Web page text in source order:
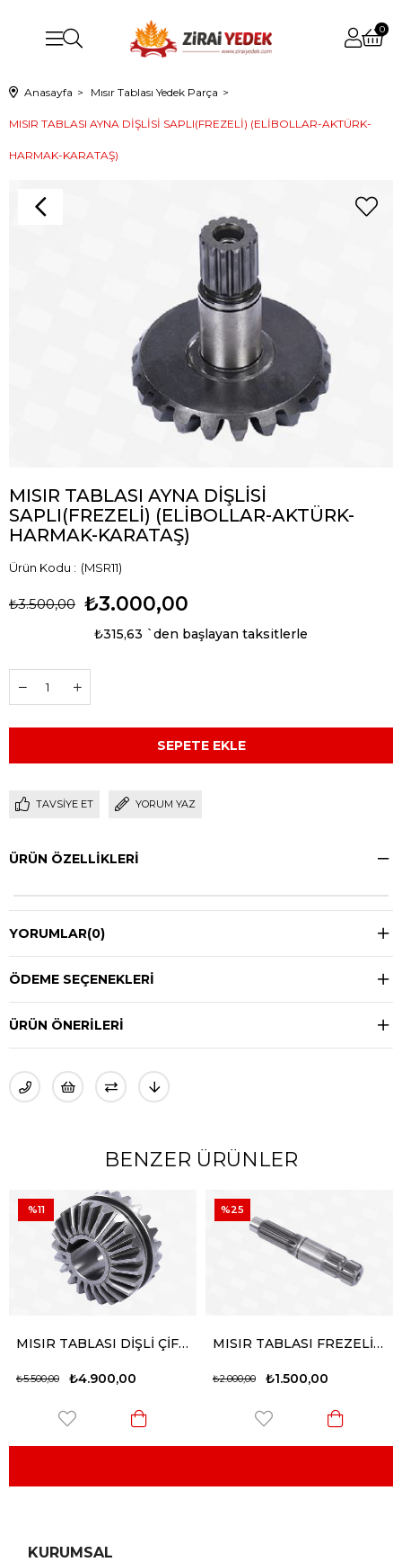
0
Anasayfa Mısır Tablası Yedek Parça
MISIR TABLASI AYNA DİŞLİSİ SAPLI(FREZELİ) (ELİBOLLAR-AKTÜRK-
HARMAK-KARATAŞ)
MISIR TABLASI AYNA DİŞLİSİ
SAPLI(FREZELİ) (ELİBOLLAR-AKTÜRK-
HARMAK-KARATAŞ)
(MSR11)
₺3.500,00 ₺3.000,00
₺315,63 `den başlayan taksitlerle
TAVSIYE ET YORUM YAZ
ÜRÜN ÖZELLIKLERI
YORUMLAR(0)
ÖDEME SEÇENEKLERI
ÜRÜN ÖNERILERI
BENZER ÜRÜNLER
MISIR TABLASI DİŞLİ ÇİFT KONİK (ELİBOLLAR-AKTÜRK-HARMAK-KARATAŞ)
₺4.900,00
₺5.500,00
%11
MISIR TABLASI FREZELİ MİL z14 (ELİBOLLAR-AKTÜRK-HARMAK-KARATAŞ)
₺1.500,00
₺2.000,00
%25
KURUMSAL